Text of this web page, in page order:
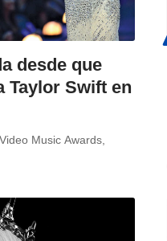
desde que
Taylor Swift en
Music Awards,